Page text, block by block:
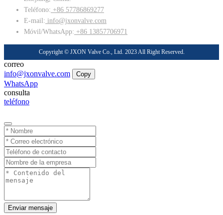
Teléfono: +86 57786869277
E-mail: info@jxonvalve.com
Móvil/WhatsApp: +86 13857706971
Copyright © JXON Valve Co., Ltd. 2023 All Right Reserved.
correo
info@jxonvalve.com
Copy
WhatsApp
consulta
teléfono
Enviar mensaje